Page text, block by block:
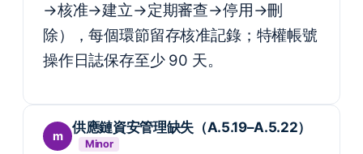
→核准→建立→定期審查→停用→刪
除），每個環節留存核准記錄；特權帳號
操作日誌保存至少 90 天。
m
供應鏈資安管理缺失（A.5.19–A.5.22）
Minor